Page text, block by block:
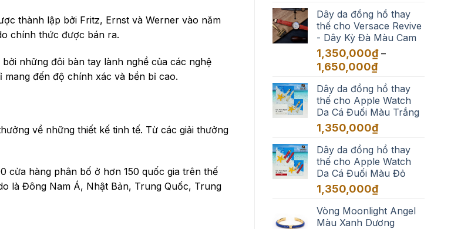
thành lập bởi Fritz, Ernst và Werner vào năm
chính thức được bán ra.
những đôi bàn tay lành nghề của các nghệ
đến độ chính xác và bền bỉ cao.
về những thiết kế tinh tế. Từ các giải thưởng
cửa hàng phân bố ở hơn 150 quốc gia trên thế
là Đông Nam Á, Nhật Bản, Trung Quốc, Trung
từ
550,000₫
đến
3,500,000₫
Dây da đồng hồ thay
thế cho Versace Revive
- Dây Kỳ Đà Màu Cam
1,350,000₫ –
1,650,000₫Khoảng
từ
1,350,000₫
đến
1,650,000₫
Dây da đồng hồ thay
thế cho Apple Watch
Da Cá Đuối Màu Trắng
1,350,000₫
Dây da đồng hồ thay
thế cho Apple Watch
Da Cá Đuối Màu Đỏ
1,350,000₫
Vòng Moonlight Angel
Màu Xanh Dương